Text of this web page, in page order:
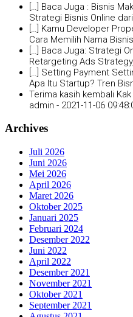
[…] Baca Juga : Bisnis
Strategi Bisnis Online
[…] Kamu Developer
Cara Memilih Nama
[…] Baca Juga: Strategi
Retargeting Ads
[…] Setting Payment
Apa Itu Startup? Tren
Terima kasih kembali
admin - 2021-11-06
Archives
Juli 2026
Juni 2026
Mei 2026
April 2026
Maret 2026
Oktober 2025
Januari 2025
Februari 2024
Desember 2022
Juni 2022
April 2022
Desember 2021
November 2021
Oktober 2021
September 2021